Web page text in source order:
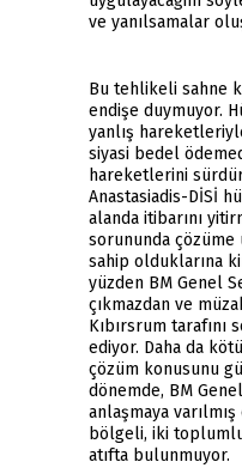
ve yanılsamalar
Bu tehlikeli sahne
endişe duymuyor.
yanlış
siyasi bedel
hareketlerini
Anastasiadis-DİSİ
alanda itibarını
sorununda çözüme
sahip olduklarına
yüzden BM Genel
çıkmazdan ve
Kıbırsrum
ediyor. Daha da
çözüm konusunu
dönemde, BM
anlaşmaya
bölgeli, iki
atıfta bulunmuyor.